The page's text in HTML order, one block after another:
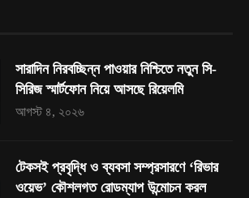
সারাদিন নিরবচ্ছিন্ন পাওয়ার নিশ্চিতে নতুন সি-
সিরিজ স্মার্টফোন নিয়ে আসছে রিয়েলমি
আগস্ট ৪, ২০২৬
টেকসই প্রবৃদ্ধি ও ব্যবসা সম্প্রসারণে ‘রিভার
ওয়েভ’ কৌশলগত রোডম্যাপ উন্মোচন করল